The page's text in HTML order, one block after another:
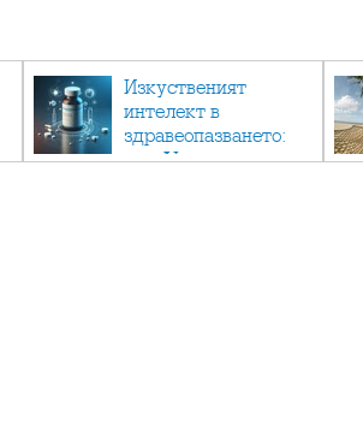
Изкуственият
интелект в
здравеопазването:
как AI променя